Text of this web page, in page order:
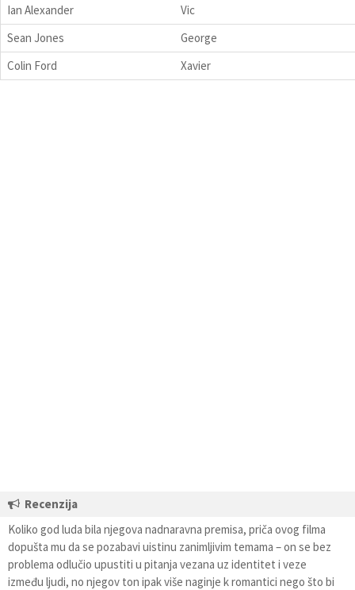
Ian Alexander
Vic
Sean Jones
George
Colin Ford
Xavier
Recenzija
Koliko god luda bila njegova nadnaravna premisa, priča ovog filma
dopušta mu da se pozabavi uistinu zanimljivim temama – on se bez
problema odlučio upustiti u pitanja vezana uz identitet i veze
između ljudi, no njegov ton ipak više naginje k romantici nego što bi